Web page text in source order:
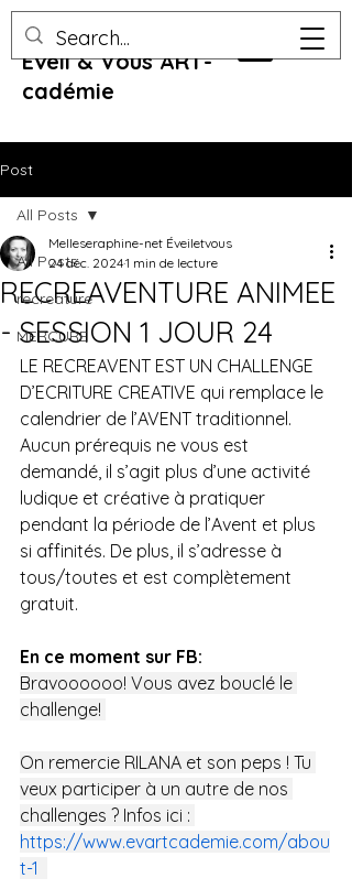
Eveil & Vous ART-
cadémie
Post
All Posts
recreature
MERCURE
All Posts
RECREAVENTURE ANIMEE
- SESSION 1 JOUR 24
Melleseraphine-net Éveiletvous
24 déc. 20241 min de lecture
LE RECREAVENT EST UN CHALLENGE
D’ECRITURE CREATIVE qui remplace le
calendrier de l’AVENT traditionnel.
Aucun prérequis ne vous est
demandé, il s’agit plus d’une activité
ludique et créative à pratiquer
pendant la période de l’Avent et plus
si affinités. De plus, il s’adresse à
tous/toutes et est complètement
gratuit.
En ce moment sur FB:
Bravoooooo! Vous avez bouclé le
challenge!
On remercie RILANA et son peps ! Tu
veux participer à un autre de nos
challenges ? Infos ici :
https://www.evartcademie.com/abou
t-1